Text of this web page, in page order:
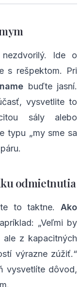
Ide o
s rešpektom. Pri
buďte jasní.
vysvetlite to
sály alebo
typu „my sme sa
odmietnutia
to taktne. Ako
„Veľmi by
z kapacitných
výrazne zúžiť.“
vysvetlíte dôvod,